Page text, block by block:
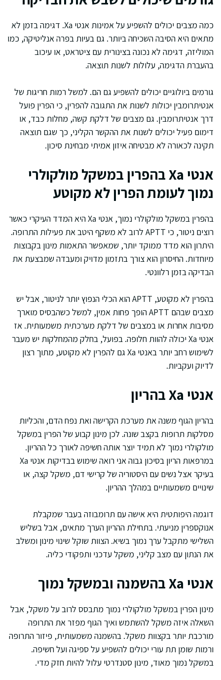
כמה מצבים יכולים להשפיע על אמינות אנטי Xa. דגימה בזמן לא
מתאים היא הסיבה השכיחה ביותר. גם בעיות בפרה אנליטיקה, כמו
המוליזה, דגימה לא נכונה בצינורית עם ציטראט, או עיכוב
בהעברת הדגימה, עלולות לשנות תוצאה.
גורמים ביולוגיים יכולים להשפיע גם הם. למשל רמות חריגות של
אנטיתרומבין יכולות לשנות את התגובה להפרין, כי הפרין פועל
דרך אנטיתרומבין. גם מצבים של דלקת קשה, מחלות כבד, או
דימום פעיל יכולים לשנות את ההקשר הקליני, כך שגם תוצאה
תקינה לכאורה לא מבטיחה איזון אמיתי מבחינת סיכון.
אנטי Xa בהפרין במשקל מולקולרי
נמוך לעומת הפרין לא מקוטע
בהפרין במשקל מולקולרי נמוך, אנטי Xa היא המדד העיקרי כאשר
רוצים ניטור, כי APTT לרוב לא משקף היטב את פעילות התרופה.
היתרון הוא מדד ממוקד יותר, שמאפשר התאמות מינון בקבוצות
מיוחדות. החיסרון הוא צורך בתזמון מדויק ומעבדה שמבצעת את
הבדיקה בזמן רלוונטי.
בהפרין לא מקוטע, APTT הוא הכלי הנפוץ יותר לניטור, אבל יש
מצבים שבהם APTT הופך פחות אמין, למשל כשהבסיס מוארך
מסיבות אחרות או במצבים של דלקת מערכתית משמעותית. אז
אנטי Xa יכולה להוות חלופה. בפועל, בחלק מהמחלקות יש מעבר
לשימוש רחב יותר באנטי Xa גם להפרין לא מקוטע, מתוך רצון
לדיוק ועקביות.
אנטי Xa בהריון
בהריון הגוף משנה את מערכת הקרישה ואת נפח הדם, והכליות
מסלקות תרופות בקצב שונה. לכן מינון קבוע של הפרין במשקל
מולקולרי נמוך לא תמיד יוצר אותה חשיפה לאורך כל ההריון.
במרפאות הריון בסיכון גבוה אני רואה שימוש בבדיקות אנטי Xa
בעיקר אצל נשים עם היסטוריה של קרישי דם, משקל קצה, או
שינויים משמעותיים במהלך ההריון.
דוגמה היפותטית היא אישה עם תרומבוזה בעבר שמקבלת
אנוקספרין מניעתי. בתחילת ההריון הערך מתאים, אבל בשליש
השלישי מתקבל ערך נמוך בשיא. הצוות שוקל שינוי מינון ומשלב
את הנתון עם מצב קליני, משקל עדכני ותפקודי כליה.
אנטי Xa בהשמנה ובמשקל נמוך
מינון הפרין במשקל מולקולרי נמוך מתבסס לרוב על משקל, אבל
השאלה איזה משקל להשתמש ואיך הגוף מפזר את התרופה
מורכבת יותר בקצוות משקל. בהשמנה משמעותית, פיזור התרופה
ורמות שומן תת עורי יכולים להשפיע על ספיגה ועל חשיפה.
במשקל נמוך מאוד, מינון סטנדרטי עלול להיות חזק מדי.